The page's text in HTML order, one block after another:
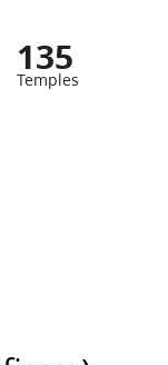
135
Temples